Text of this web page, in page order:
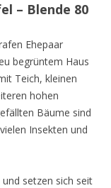
– Blende 80
Ehepaar
begrüntem Haus
Teich, kleinen
hohen
Bäume sind
Insekten und
setzen sich seit